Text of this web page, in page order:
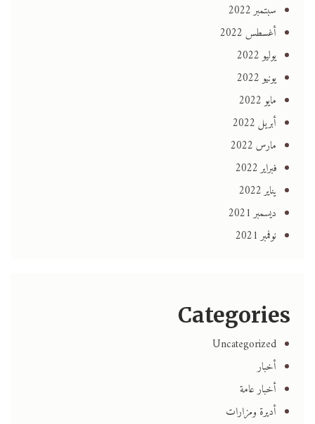
سبتمبر 2022
أغسطس 2022
يوليو 2022
يونيو 2022
مايو 2022
أبريل 2022
مارس 2022
فبراير 2022
يناير 2022
ديسمبر 2021
نوفمبر 2021
Categories
Uncategorized
أخبار
أخبار عامة
أديرة ومزارات